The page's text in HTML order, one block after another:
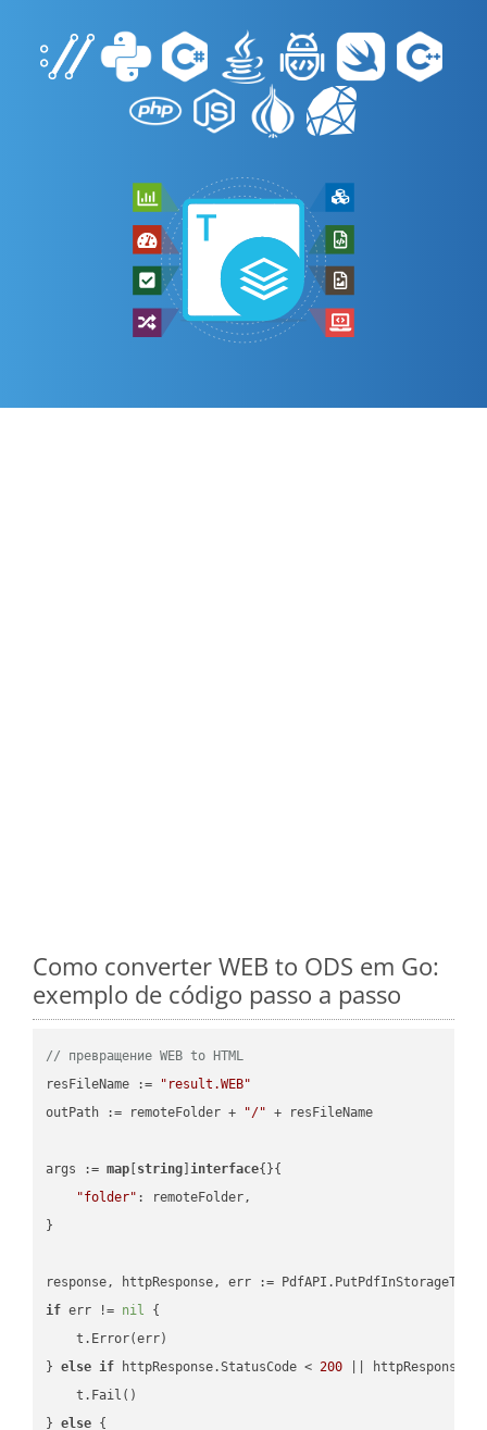
Como converter WEB to ODS em Go:
exemplo de código passo a passo
// превращение WEB to HTML
resFileName :=
"result.WEB"
outPath := remoteFolder +
"/" + resFileName
args := map string ]interface{}{
"folder" : remoteFolder,
}
if err != nil {
    t.Error(err)
} else if httpResponse.StatusCode < 200 ||
    t.Fail()
} else {